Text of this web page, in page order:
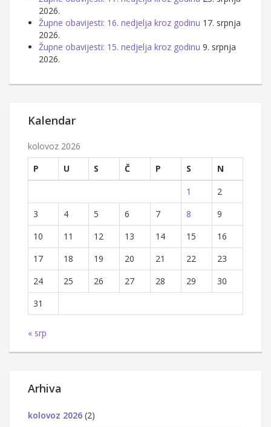
2026.
Župne obavijesti: 16. nedjelja kroz godinu 17. srpnja
2026.
Župne obavijesti: 15. nedjelja kroz godinu 9. srpnja
2026.
Kalendar
kolovoz 2026
P
U S Č P S
N
1
2
3
4 5 6 7 8
9
10
11 12 13 14 15
16
17
18 19 20 21 22
23
24
25 26 27 28 29
30
31
« srp
Arhiva
kolovoz 2026 (2)